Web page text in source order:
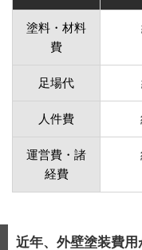
塗料・材料
費
足場代
人件費
運営費・諸
経費
近年、外壁塗装費